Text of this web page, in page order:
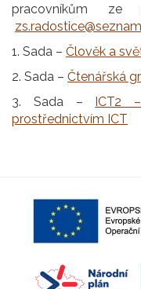
pracovníkům
1. Sada – Člověk a
2. Sada – Čtenářská
3. Sada – ICT2
prostřednictvím ICT